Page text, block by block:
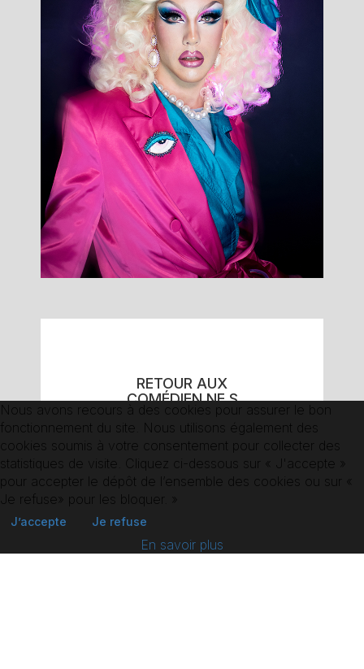
France
RETOUR AUX
COMÉDIEN.NE.S
Nous avons recours à des cookies pour assurer le bon
fonctionnement du site. Nous utilisons également des
cookies soumis à votre consentement pour collecter des
statistiques de visite. Cliquez ci-dessous sur « J'accepte »
pour accepter le dépôt de l’ensemble des cookies ou sur «
Je refuse» pour les bloquer. »
J’accepte Je refuse
En savoir plus